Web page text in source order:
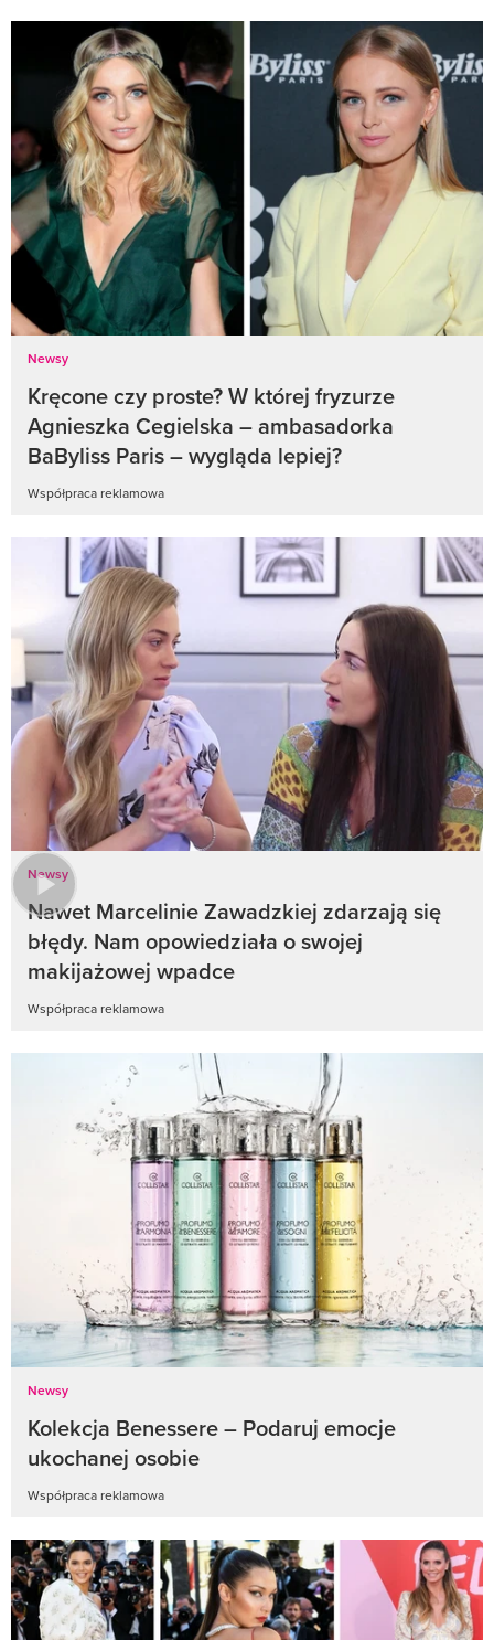
Newsy
Kręcone czy proste? W której fryzurze
Agnieszka Cegielska – ambasadorka
BaByliss Paris – wygląda lepiej?
Współpraca reklamowa
Newsy
Nawet Marcelinie Zawadzkiej zdarzają się
błędy. Nam opowiedziała o swojej
makijażowej wpadce
Współpraca reklamowa
Newsy
Kolekcja Benessere – Podaruj emocje
ukochanej osobie
Współpraca reklamowa